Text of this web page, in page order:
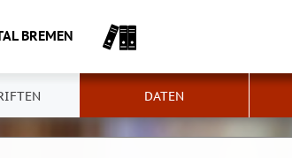
BREMEN
DATEN